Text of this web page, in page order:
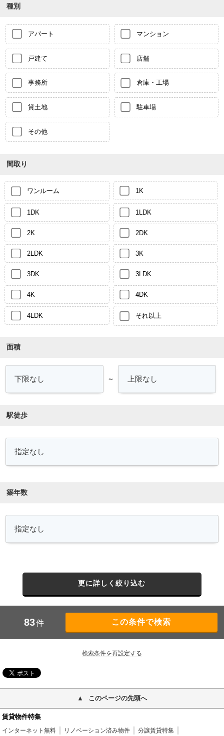
種別
アパート マンション
戸建て 店舗
事務所 倉庫・工場
貸土地 駐車場
その他
間取り
ワンルーム 1K
1DK 1LDK
2K 2DK
2LDK 3K
3DK 3LDK
4K 4DK
4LDK それ以上
面積
～
駅徒歩
築年数
更に詳しく絞り込む
83件
検索条件を再設定する
このページの先頭へ
賃貸物件特集
インターネット無料 リノベーション済み物件
分譲賃貸特集